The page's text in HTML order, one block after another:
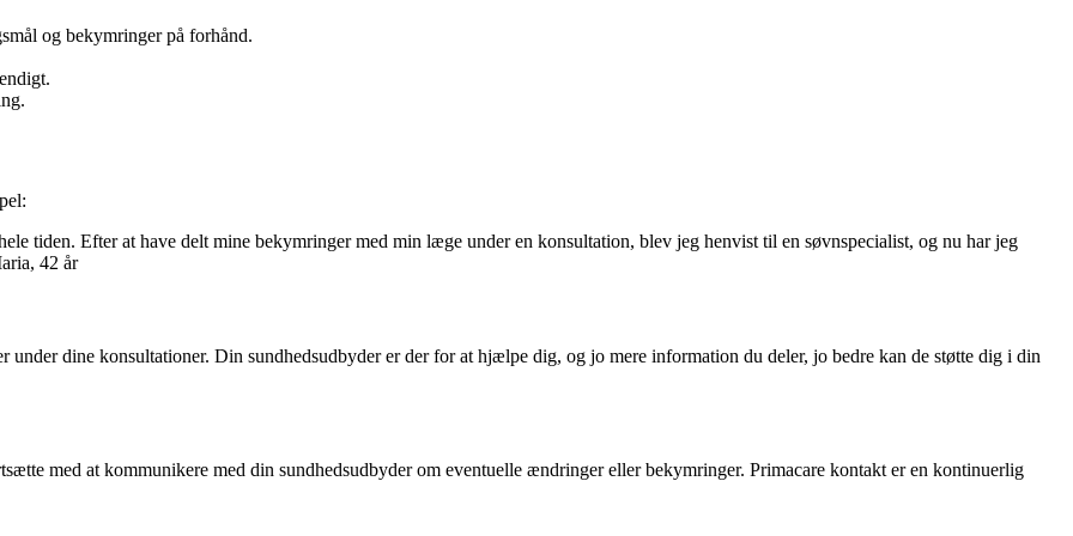
og bekymringer på forhånd.
tiden. Efter at have delt mine bekymringer med min læge under en konsultation, blev jeg henvist til en søvnspecialist, og nu har jeg
42 år
dine konsultationer. Din sundhedsudbyder er der for at hjælpe dig, og jo mere information du deler, jo bedre kan de støtte dig i din
med at kommunikere med din sundhedsudbyder om eventuelle ændringer eller bekymringer. Primacare kontakt er en kontinuerlig